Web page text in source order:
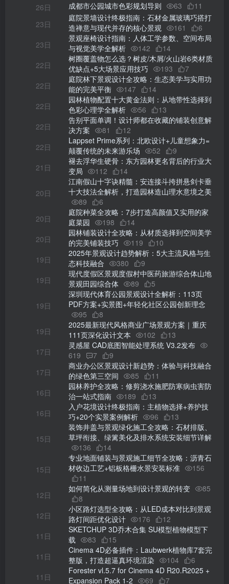
26日
成都市公园城市色彩规划导则 63
11
23日
庭院景墙设计终极指南：石材金属玻璃巧搭打
造禅意与现代并存的核心景观
161
6
23日
景观座椅设计指南：人体工学参数、空间布局
与视觉美学全解析
142
14
22日
树圈覆盖物怎么选？树皮/木屑/火山岩6类材质
优缺点+5大场景应用技巧
193
7
22日
庭院林下景观设计全攻略：生态美学与实用功
能的完美平衡
147
14
22日
园林植物配置十大黄金法则：从地带性选择到
色彩心理学全解析
56
13
22日
告别平面单调！设计师都在收藏的铺装创意解
决方案
81
12
22日
Lappset Prime系列：北欧设计+儿童想象力=
颠覆传统的未来游乐场
52
9
21日
褪去浮华生硬骨：东方园林更名背后的行业大
变局
112 14
20日
江南假山十字诀精髓：安连接斗挎拼悬剑卡垂
十大技法全解析，打造园林造山理水意境之美
89
6
20日
庭院种菜全攻略：7步打造高颜值又实用的家
庭菜园
198
14
20日
园林铺装设计全攻略：从材质选择到空间美学
的完美铺装技巧
119
10
19日
2025年景观设计趋势解析：5大主流风格与生
态科技融合
380
9
19日
现代度假区景观度假村中医药旅游综合体山地
景观田园综合体
89 5
19日
深圳现代体育公园景观设计全解析：113页
PDF方案+实景图+年轻化社区公园创新理念
95
8
19日
2025最新现代风格商业广场景观方案｜重庆
111页深化设计文本
102
13
17日
灵感屋 CAD底图智能处理系统 V3.2发布
619
7
9
17日
商业办公区景观设计新趋势：体验与科技融合
的绿色第三空间
85
11
16日
园林养护全攻略：修剪浇水施肥防寒病虫害防
治一站式指南
189
13
16日
入户花境设计终极指南：主植物选择+养护技
巧+20个实景案例解析
96 13
15日
装饰井盖与景观绿化施工全攻略：石材排版、
草坪衔接、绿篱美化及排水系统安装细节详解
136
14
15日
专业地面铺装与景观施工细节全攻略：沥青石
材收边工艺+铝板格栅水景安装标准
156
11
12日
如何简化从测量场地到设计景观的转变
85
8
12日
小区路灯选型全攻略：从LED成本对比到景观
路灯间距优化设计
176
12
11日
SKETCHUP 3D乔木合集 SU模型植物模型下
载
83
15
11日
Cinema 4D必备插件：Laubwerk植物库7套完
整版，打造超逼真环境渲染
104
6
11日
Forester vl.5.7 for Cinema 4D R20.R2025 +
Expansion Pack 1-2
69
7